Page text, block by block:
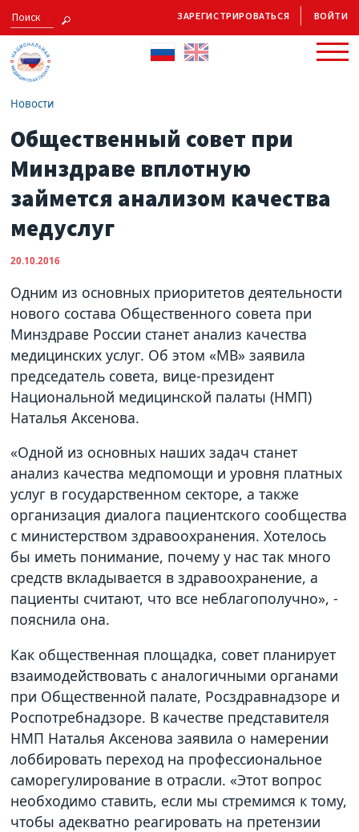
ЗАРЕГИСТРИРОВАТЬСЯ ВОЙТИ
Новости
Общественный совет при
Минздраве вплотную
займется анализом качества
медуслуг
20.10.2016
Одним из основных приоритетов деятельности
нового состава Общественного совета при
Минздраве России станет анализ качества
медицинских услуг. Об этом «МВ» заявила
председатель совета, вице-президент
Национальной медицинской палаты (НМП)
Наталья Аксенова.
«Одной из основных наших задач станет
анализ качества медпомощи и уровня платных
услуг в государственном секторе, а также
организация диалога пациентского сообщества
с министерством здравоохранения. Хотелось
бы иметь понимание, почему у нас так много
средств вкладывается в здравоохранение, а
пациенты считают, что все неблагополучно», -
пояснила она.
Как общественная площадка, совет планирует
взаимодействовать с аналогичными органами
при Общественной палате, Росздравнадзоре и
Роспотребнадзоре. В качестве представителя
НМП Наталья Аксенова заявила о намерении
лоббировать переход на профессиональное
саморегулирование в отрасли. «Этот вопрос
необходимо ставить, если мы стремимся к тому,
чтобы адекватно реагировать на претензии